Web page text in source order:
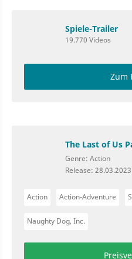
Spiele-Trailer
19.770 Videos
Zum
The Last of Us
Genre: Action
Release:
Action Action-Adventure
Naughty Dog, Inc.